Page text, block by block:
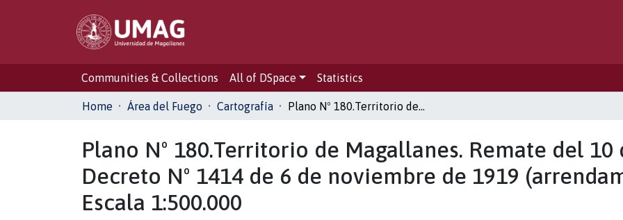
Communities & Collections All of DSpace Statistics
Home Área del Fuego Cartografía Plano Nº 180.Territorio de Magallanes. Remate del 10 de marzo de 1920. Decreto Nº 1414 de 6 de noviembre de 1919 (arrendamiento por 15 años). Escala 1:500.000
Plano Nº 180.Territorio de Magallanes. Remate del 10
Decreto Nº 1414 de 6 de noviembre de 1919
Escala 1:500.000